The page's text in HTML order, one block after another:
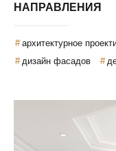
НАПРАВЛЕНИЯ
архитектурное
дизайн фасадов